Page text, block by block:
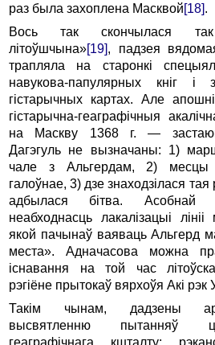
раз была захоплена Масквой[18].
Вось так скончылася
літоўшчына»[19], падзея
трапляла на старонкі
навукова-папулярных кніг i
гістарычных картах. Але
гістарычна-геаграфічныя
на Маскву 1368 г. —
Дагэгуль не вызначаны: 1)
чале з Альгердам, 2) месцы
галоўнае, 3) дзе знаходзілася
адбылася бітва. Асобнай
неабходнасць лакалізацыі
якой пачынаў ваяваць Альгерд
места». Адначасова можна
існавання на той час
рэгіёне прытокаў вярхоўя Акі
Такім чынам, дадзены
высвятленню пытанняў
геаграфічнага кшталту: